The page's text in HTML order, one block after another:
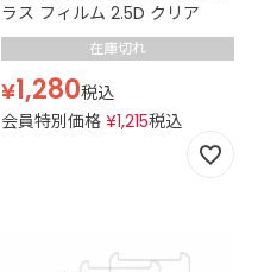
ラス フィルム 2.5D クリア
在庫切れ
¥1,280税込
会員特別価格 ¥1,215税込